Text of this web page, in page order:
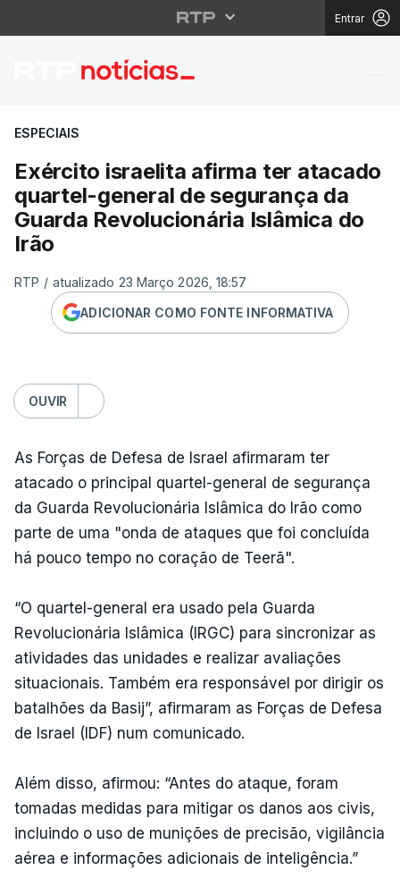
Entrar
Exército israelita
ESPECIAIS
Exército israelita afirma ter atacado
quartel-general de segurança da
Guarda Revolucionária Islâmica do
Irão
RTP / atualizado 23 Março 2026, 18:57
ADICIONAR COMO FONTE INFORMATIVA
OUVIR
As Forças de Defesa de Israel afirmaram ter
atacado o principal quartel-general de segurança
da Guarda Revolucionária Islâmica do Irão como
parte de uma "onda de ataques que foi concluída
há pouco tempo no coração de Teerã".
“O quartel-general era usado pela Guarda
Revolucionária Islâmica (IRGC) para sincronizar as
atividades das unidades e realizar avaliações
situacionais. Também era responsável por dirigir os
batalhões da Basij”, afirmaram as Forças de Defesa
de Israel (IDF) num comunicado.
Além disso, afirmou: “Antes do ataque, foram
tomadas medidas para mitigar os danos aos civis,
incluindo o uso de munições de precisão, vigilância
aérea e informações adicionais de inteligência.”